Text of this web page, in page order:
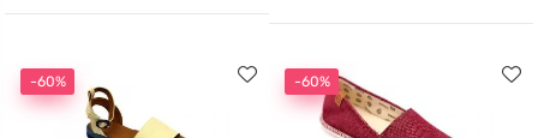
-60% -60%